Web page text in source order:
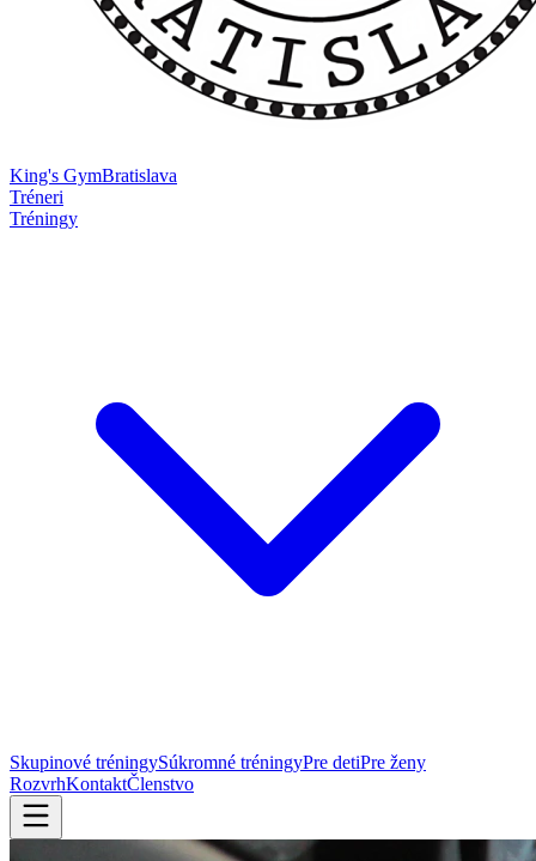
King's GymBratislava
Tréneri
Tréningy
Skupinové tréningySúkromné tréningyPre detiPre ženy
RozvrhKontaktČlenstvo